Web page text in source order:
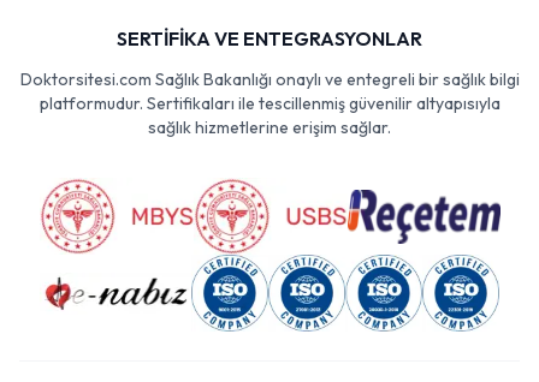
SERTİFİKA VE ENTEGRASYONLAR
Doktorsitesi.com Sağlık Bakanlığı onaylı ve entegreli bir sağlık bilgi
platformudur. Sertifikaları ile tescillenmiş güvenilir altyapısıyla
sağlık hizmetlerine erişim sağlar.